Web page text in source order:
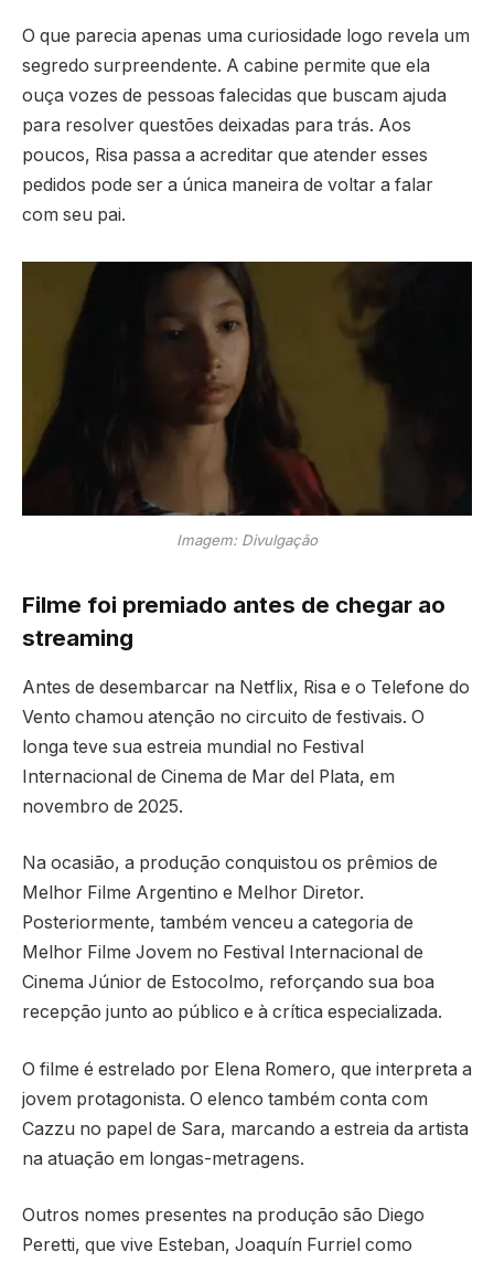
O que parecia apenas uma curiosidade logo revela um
segredo surpreendente. A cabine permite que ela
ouça vozes de pessoas falecidas que buscam ajuda
para resolver questões deixadas para trás. Aos
poucos, Risa passa a acreditar que atender esses
pedidos pode ser a única maneira de voltar a falar
com seu pai.
Imagem: Divulgação
Filme foi premiado antes de chegar ao
streaming
Antes de desembarcar na Netflix, Risa e o Telefone do
Vento chamou atenção no circuito de festivais. O
longa teve sua estreia mundial no Festival
Internacional de Cinema de Mar del Plata, em
novembro de 2025.
Na ocasião, a produção conquistou os prêmios de
Melhor Filme Argentino e Melhor Diretor.
Posteriormente, também venceu a categoria de
Melhor Filme Jovem no Festival Internacional de
Cinema Júnior de Estocolmo, reforçando sua boa
recepção junto ao público e à crítica especializada.
O filme é estrelado por Elena Romero, que interpreta a
jovem protagonista. O elenco também conta com
Cazzu no papel de Sara, marcando a estreia da artista
na atuação em longas-metragens.
Outros nomes presentes na produção são Diego
Peretti, que vive Esteban, Joaquín Furriel como